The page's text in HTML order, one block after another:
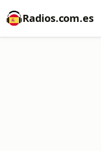
Radios.com.es